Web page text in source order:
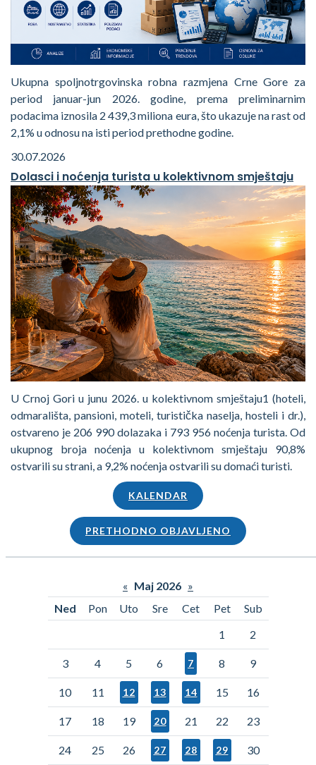
Ukupna spoljnotrgovinska robna razmjena Crne Gore za
period januar-jun 2026. godine, prema preliminarnim
podacima iznosila 2 439,3 miliona eura, što ukazuje na rast od
2,1% u odnosu na isti period prethodne godine.
30.07.2026
Dolasci i noćenja turista u kolektivnom smještaju
U Crnoj Gori u junu 2026. u kolektivnom smještaju1 (hoteli,
odmarališta, pansioni, moteli, turistička naselja, hosteli i dr.),
ostvareno je 206 990 dolazaka i 793 956 noćenja turista. Od
ukupnog broja noćenja u kolektivnom smještaju 90,8%
ostvarili su strani, a 9,2% noćenja ostvarili su domaći turisti.
KALENDAR
PRETHODNO OBJAVLJENO
« Maj 2026 »
Ned
Pon Uto Sre Cet Pet
Sub
1
2
3 4 5 6 7 8 9
10 11 12 13 14 15 16
17 18 19 20 21 22 23
24 25 26 27 28 29 30